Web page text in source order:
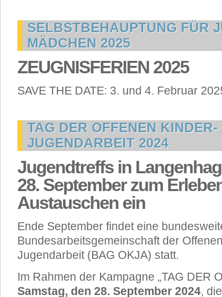
SELBSTBEHAUPTUNG FÜR
MÄDCHEN 2025
ZEUGNISFERIEN 2025
SAVE THE DATE: 3. und 4. Februar
TAG DER OFFENEN KINDER-
JUGENDARBEIT 2024
Jugendtreffs in
28. September zum
Austauschen ein
Ende September findet eine
Bundesarbeitsgemeinschaft der
Jugendarbeit (BAG OKJA) statt.
Im Rahmen der Kampagne „TAG DER
Samstag, den 28. September 2024,